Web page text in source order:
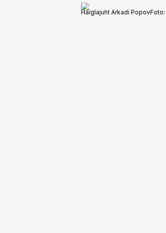
Haiglajuht Arkadi PopovFoto: